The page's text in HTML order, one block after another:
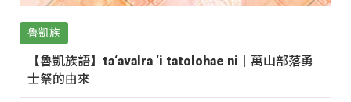
魯凱族
【魯凱族語】ta‘avalra ‘i tatolohae ni｜萬山部落勇
士祭的由來